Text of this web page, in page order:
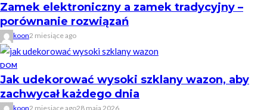
Zamek elektroniczny a zamek tradycyjny –
porównanie rozwiązań
koon2 miesiące ago
DOM
Jak udekorować wysoki szklany wazon, aby
zachwycał każdego dnia
koon2 miesiące ago28 maja 2026